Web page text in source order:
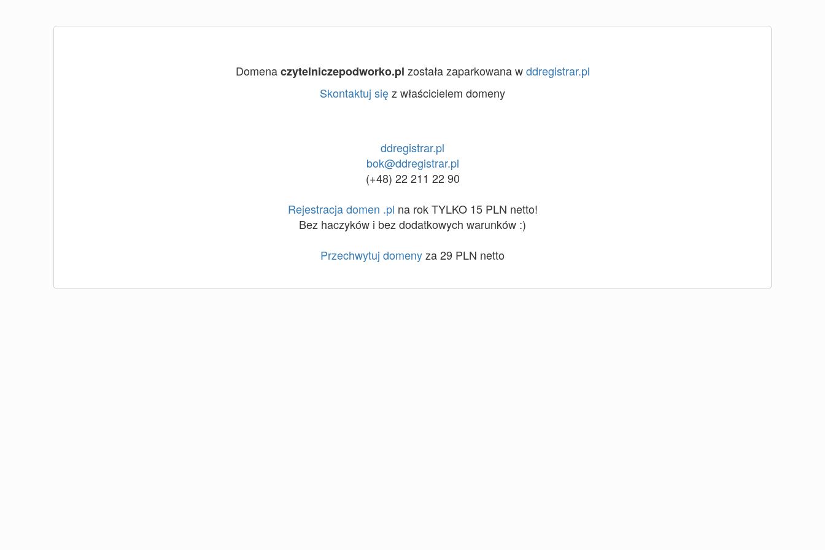
Domenaczytelniczepodworko.pl została zaparkowana wddregistrar.pl
Skontaktuj sięz właścicielem domeny
ddregistrar.pl
bok@ddregistrar.pl
(+48) 22 211 22 90
Rejestracja domen .pl na rok TYLKO 15 PLN netto!
Bez haczyków i bez dodatkowych warunków :)
Przechwytuj domenyza 29 PLN netto